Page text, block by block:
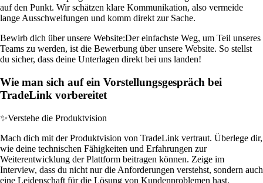
auf den Punkt. Wir schätzen klare Kommunikation, also vermeide
lange Ausschweifungen und komm direkt zur Sache.
Bewirb dich über unsere Website:Der einfachste Weg, um Teil unseres
Teams zu werden, ist die Bewerbung über unsere Website. So stellst
du sicher, dass deine Unterlagen direkt bei uns landen!
Wie man sich auf ein Vorstellungsgespräch bei
TradeLink vorbereitet
✨Verstehe die Produktvision
Mach dich mit der Produktvision von TradeLink vertraut. Überlege dir,
wie deine technischen Fähigkeiten und Erfahrungen zur
Weiterentwicklung der Plattform beitragen können. Zeige im
Interview, dass du nicht nur die Anforderungen verstehst, sondern auch
eine Leidenschaft für die Lösung von Kundenproblemen hast.